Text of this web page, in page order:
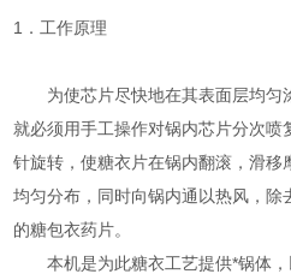
1．工作原理
为使芯片尽快地在其表面层均匀
就必须用手工操作对锅内芯片分次喷
针旋转，使糖衣片在锅内翻滚，滑移
均匀分布，同时向锅内通以热风，除
的糖包衣药片。
本机是为此糖衣工艺提供*锅体